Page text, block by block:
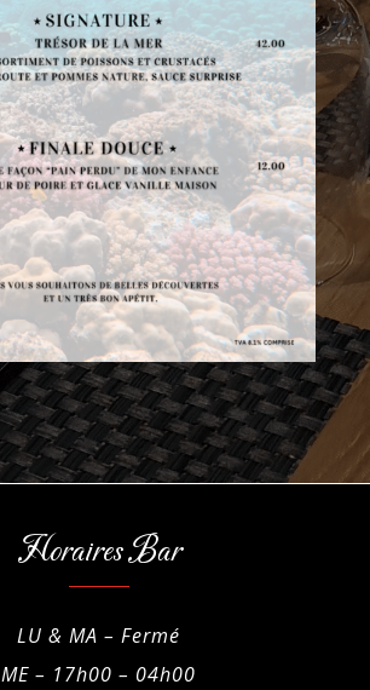
Horaires Bar
LU & MA – Fermé
ME – 17h00 – 04h00